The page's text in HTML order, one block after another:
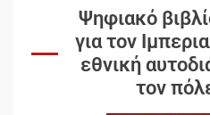
Ψηφιακό
για τον
εθνική
τον